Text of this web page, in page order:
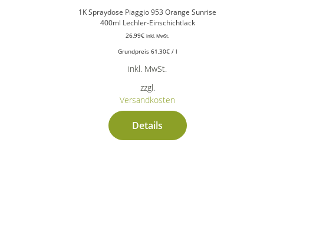
1K Spraydose Piaggio 953 Orange Sunrise
400ml Lechler-Einschichtlack
26,99€ inkl. MwSt.
Grundpreis 61,30€/ l
inkl. MwSt.
zzgl.
Versandkosten
Details